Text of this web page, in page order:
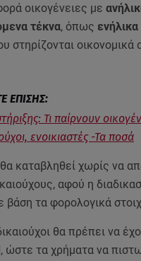
οικογένειες με
τέκνα, όπως
στηρίζονται οικονομικά
Τι παίρνουν
ενοικιαστές -Τα ποσά
καταβληθεί χωρίς να
αφού η
βάση τα φορολογικά
θα πρέπει να
ώστε τα χρήματα να